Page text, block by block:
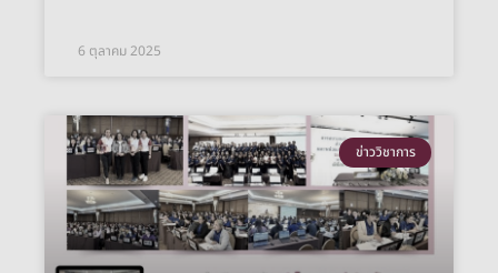
6 ตุลาคม 2025
ข่าววิชาการ